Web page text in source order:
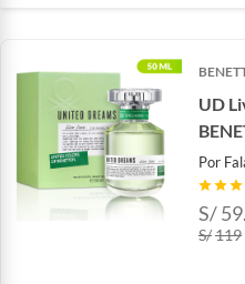
UD
Por
S/
S/119